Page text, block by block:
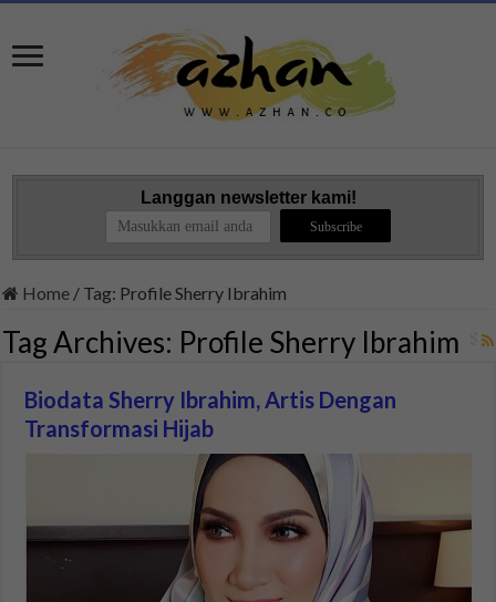
Langgan newsletter kami!
Home / Tag: Profile Sherry Ibrahim
Tag Archives: Profile Sherry Ibrahim
Biodata Sherry Ibrahim, Artis Dengan
Transformasi Hijab